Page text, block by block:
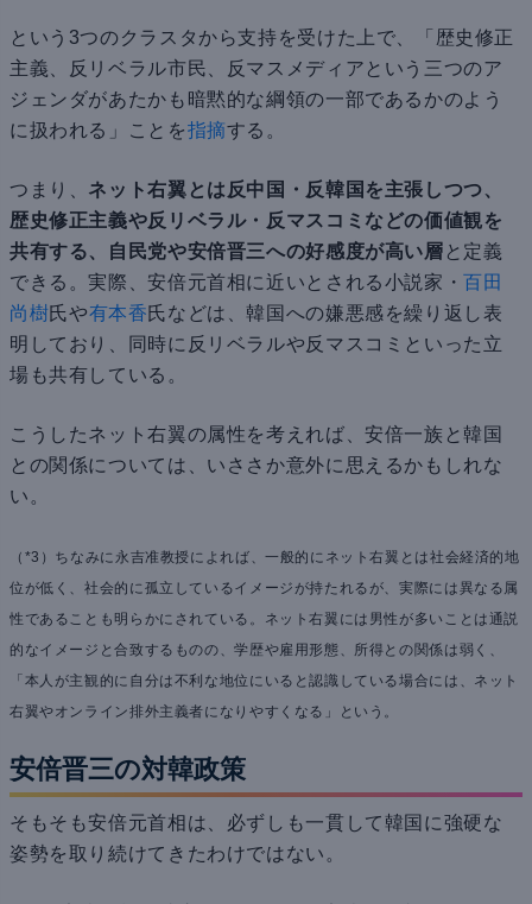
という3つのクラスタから支持を受けた上で、「歴史修正
主義、反リベラル市民、反マスメディアという三つのア
ジェンダがあたかも暗黙的な綱領の一部であるかのよう
に扱われる」ことを指摘する。
つまり、 ネット右翼とは反中国・反韓国を主張しつつ、
歴史修正主義や反リベラル・反マスコミなどの価値観を
共有する、自民党や安倍晋三への好感度が高い層 と定義
できる。実際、安倍元首相に近いとされる小説家・百田
尚樹氏や有本香氏などは、韓国への嫌悪感を繰り返し表
明しており、同時に反リベラルや反マスコミといった立
場も共有している。
こうしたネット右翼の属性を考えれば、安倍一族と韓国
との関係については、いささか意外に思えるかもしれな
い。
（*3）ちなみに永吉准教授によれば、一般的にネット右翼とは社会経済的地
位が低く、社会的に孤立しているイメージが持たれるが、実際には異なる属
性であることも明らかにされている。ネット右翼には男性が多いことは通説
的なイメージと合致するものの、学歴や雇用形態、所得との関係は弱く、
「本人が主観的に自分は不利な地位にいると認識している場合には、ネット
右翼やオンライン排外主義者になりやすくなる」という。
安倍晋三の対韓政策
そもそも安倍元首相は、必ずしも一貫して韓国に強硬な
姿勢を取り続けてきたわけではない。